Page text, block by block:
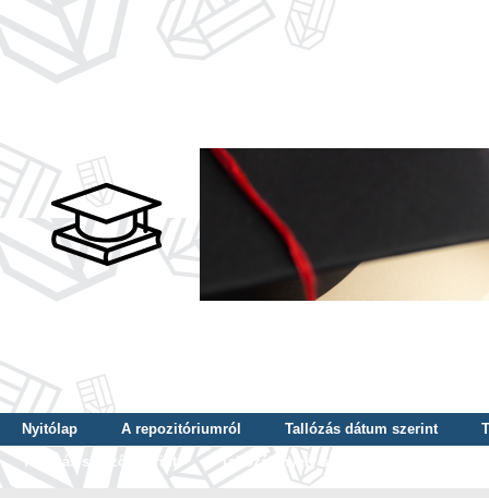
Nyitólap A repozitóriumról Tallózás dátum szerint
Tallózás szerző szerint
Tallózás nyelv szerint